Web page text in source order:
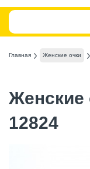
Главная Женские очки
Женские
12824